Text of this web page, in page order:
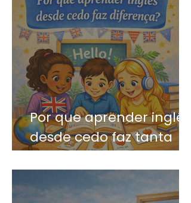
Por que aprender inglês
desde cedo faz tanta
diferença?